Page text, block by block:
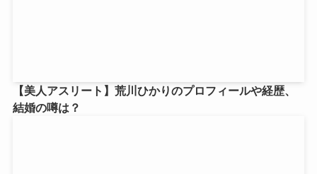
【美人アスリート】荒川ひかりのプロフィールや経歴、
結婚の噂は？